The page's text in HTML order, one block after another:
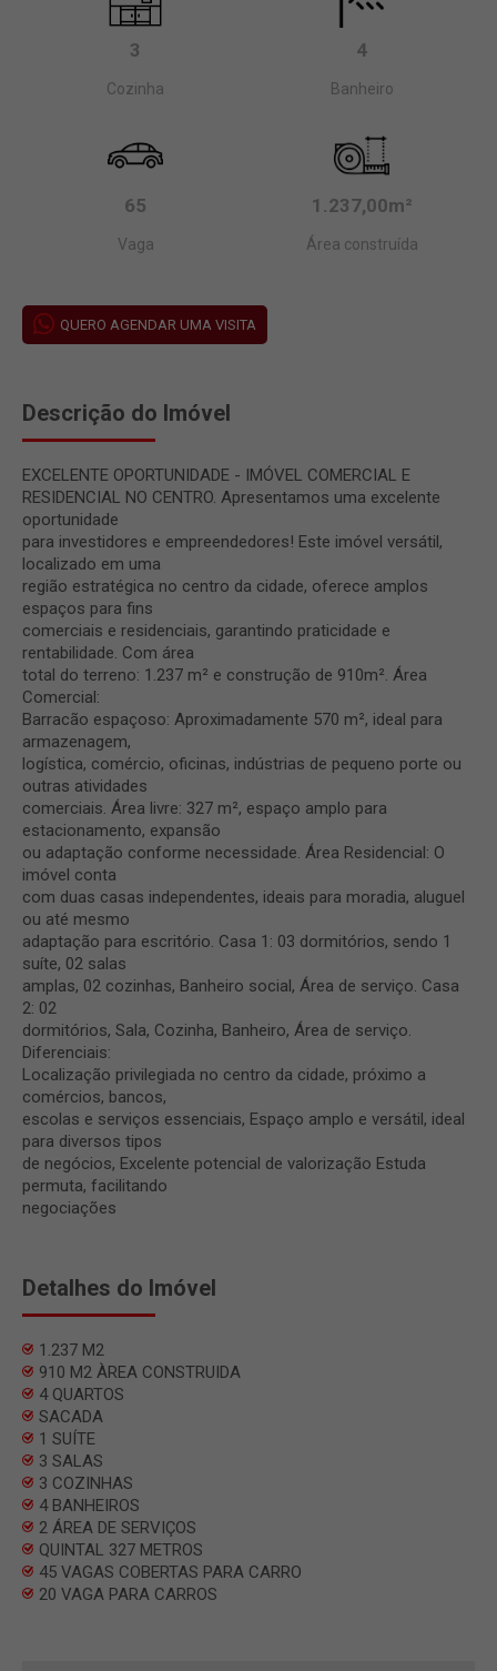
3
Cozinha
4
Banheiro
65
Vaga
1.237,00m²
Área construída
QUERO AGENDAR UMA VISITA
Descrição do Imóvel
EXCELENTE OPORTUNIDADE - IMÓVEL COMERCIAL E
RESIDENCIAL NO CENTRO. Apresentamos uma excelente
oportunidade
para investidores e empreendedores! Este imóvel versátil,
localizado em uma
região estratégica no centro da cidade, oferece amplos
espaços para fins
comerciais e residenciais, garantindo praticidade e
rentabilidade. Com área
total do terreno: 1.237 m² e construção de 910m². Área
Comercial:
Barracão espaçoso: Aproximadamente 570 m², ideal para
armazenagem,
logística, comércio, oficinas, indústrias de pequeno porte ou
outras atividades
comerciais. Área livre: 327 m², espaço amplo para
estacionamento, expansão
ou adaptação conforme necessidade. Área Residencial: O
imóvel conta
com duas casas independentes, ideais para moradia, aluguel
ou até mesmo
adaptação para escritório. Casa 1: 03 dormitórios, sendo 1
suíte, 02 salas
amplas, 02 cozinhas, Banheiro social, Área de serviço. Casa
2: 02
dormitórios, Sala, Cozinha, Banheiro, Área de serviço.
Diferenciais:
Localização privilegiada no centro da cidade, próximo a
comércios, bancos,
escolas e serviços essenciais, Espaço amplo e versátil, ideal
para diversos tipos
de negócios, Excelente potencial de valorização Estuda
permuta, facilitando
negociações
Detalhes do Imóvel
1.237 M2
910 M2 ÀREA CONSTRUIDA
4 QUARTOS
SACADA
1 SUÍTE
3 SALAS
3 COZINHAS
4 BANHEIROS
2 ÁREA DE SERVIÇOS
QUINTAL 327 METROS
45 VAGAS COBERTAS PARA CARRO
20 VAGA PARA CARROS